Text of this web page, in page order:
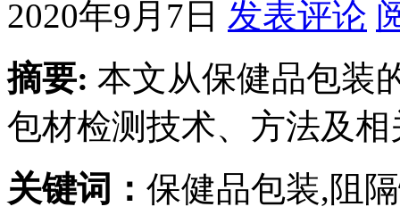
2020年9月7日 发表评论
摘要: 本文从保健品包装
包材检测技术、方法及
关键词： 保健品包装,阻